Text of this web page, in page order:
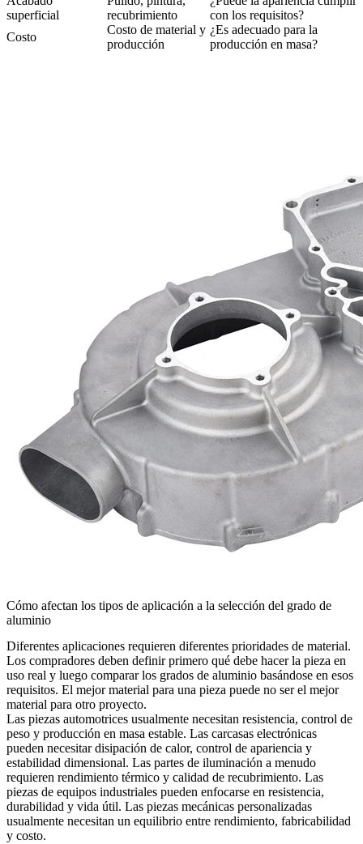
superficial
recubrimiento
con los requisitos?
Costo
Costo de material y
producción
¿Es adecuado para la
producción en masa?
Cómo afectan los tipos de aplicación a la selección del grado de
aluminio
Diferentes aplicaciones requieren diferentes prioridades de material.
Los compradores deben definir primero qué debe hacer la pieza en
uso real y luego comparar los grados de aluminio basándose en esos
requisitos. El mejor material para una pieza puede no ser el mejor
material para otro proyecto.
Las piezas automotrices usualmente necesitan resistencia, control de
peso y producción en masa estable. Las carcasas electrónicas
pueden necesitar disipación de calor, control de apariencia y
estabilidad dimensional. Las partes de iluminación a menudo
requieren rendimiento térmico y calidad de recubrimiento. Las
piezas de equipos industriales pueden enfocarse en resistencia,
durabilidad y vida útil. Las piezas mecánicas personalizadas
usualmente necesitan un equilibrio entre rendimiento, fabricabilidad
y costo.